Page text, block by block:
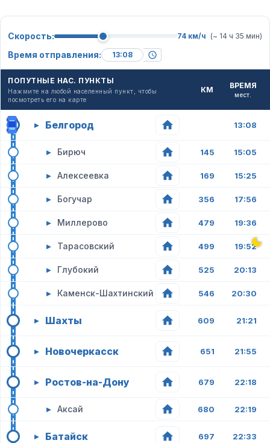
Скорость: 74 км/ч (~ 14 ч 35 мин)
Время отправления:
ПОПУТНЫЕ НАС. ПУНКТЫ
Нажмите на любой населенный пункт, чтобы
посмотреть его на карте
КМ ВРЕМЯ
мест.
▸ Белгород 13:08
▸ Бирюч 145 15:05
▸ Алексеевка 169 15:25
▸ Богучар 356 17:56
▸ Миллерово 479 19:36
▸ Тарасовский 499 19:52
▸ Глубокий 525 20:13
▸ Каменск-Шахтинский 546 20:30
▸ Шахты 609 21:21
▸ Новочеркасск 651 21:55
▸ Ростов-на-Дону 679 22:18
▸ Аксай 680 22:19
▸ Батайск 697 22:33